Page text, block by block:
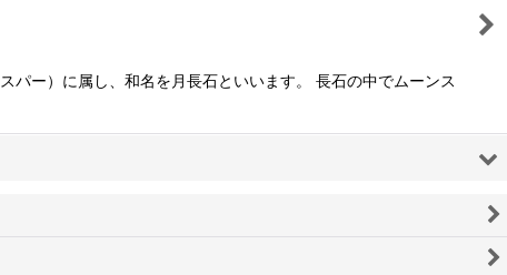
パー）に属し、和名を月長石といいます。 長石の中でムーンス